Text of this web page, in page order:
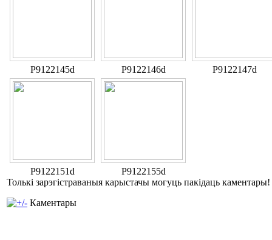
P9122145d P9122146d P9122147d
P9122151d
P9122155d
Толькі зарэгістраваныя карыстачы могуць пакідаць каментары!
Каментары